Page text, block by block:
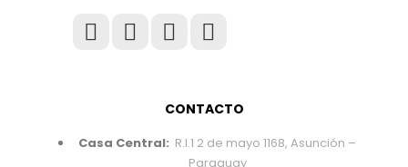
CONTACTO
Casa Central: R.I.1 2 de mayo 1168, Asunción –
Paraguay